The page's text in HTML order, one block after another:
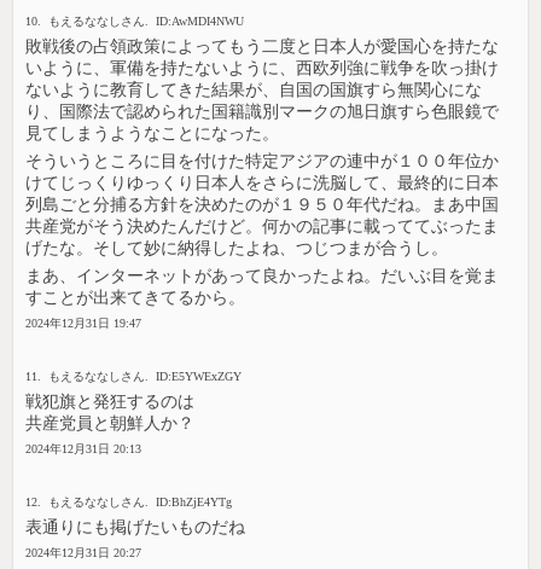
10. もえるななしさん. ID:AwMDI4NWU
敗戦後の占領政策によってもう二度と日本人が愛国心を持たな
いように、軍備を持たないように、西欧列強に戦争を吹っ掛け
ないように教育してきた結果が、自国の国旗すら無関心にな
り、国際法で認められた国籍識別マークの旭日旗すら色眼鏡で
見てしまうようなことになった。
そういうところに目を付けた特定アジアの連中が１００年位か
けてじっくりゆっくり日本人をさらに洗脳して、最終的に日本
列島ごと分捕る方針を決めたのが１９５０年代だね。まあ中国
共産党がそう決めたんだけど。何かの記事に載っててぶったま
げたな。そして妙に納得したよね、つじつまが合うし。
まあ、インターネットがあって良かったよね。だいぶ目を覚ま
すことが出来てきてるから。
2024年12月31日 19:47
11. もえるななしさん. ID:E5YWExZGY
戦犯旗と発狂するのは
共産党員と朝鮮人か？
2024年12月31日 20:13
12. もえるななしさん. ID:BhZjE4YTg
表通りにも掲げたいものだね
2024年12月31日 20:27